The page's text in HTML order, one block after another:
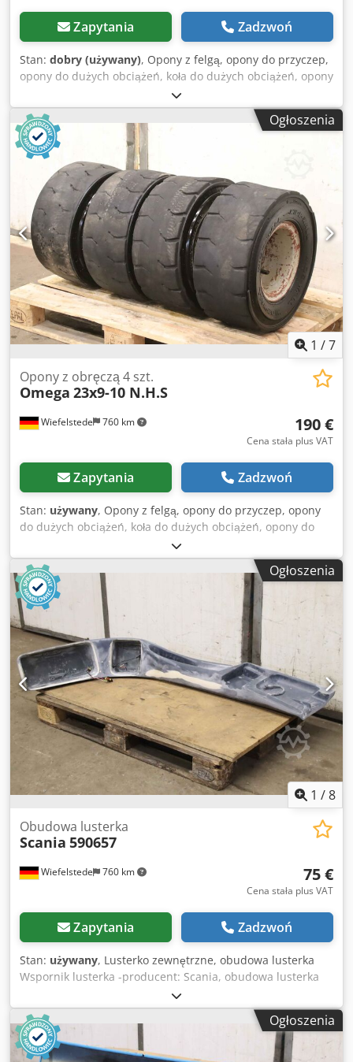
Zapytania Zadzwoń
Stan: dobry (używany), Opony z felgą, opony do przyczep,
opony do dużych obciążeń, koła do dużych obciążeń, opony
do wózków widłowych Dksdpjur Alksfx Ai Ier -Producent:
Solideal, 2 opony z dętką i felgą -Rozmiar opony: 23-
5(150/100-13) -Ciśnienie w oponie: bar -Koło podziałowe: Ø
162 x 18 mm -Obręcz: Ø 110 mm -Cena/dostawa: komplet -
Waga: 27 kg/szt.
Ogłoszenia
1 /7
Wiefelstede 760 km
Opony z obręczą 4 szt.
Omega 23x9-10 N.H.S
190 €
Cena stała plus VAT
Zapytania Zadzwoń
Stan: używany, Opony z felgą, opony do przyczep, opony
do dużych obciążeń, koła do dużych obciążeń, opony do
wózków widłowych -Producent: Omega, 4 sztuki opony typu
WIDE-WALL z dętką i felgą -Rozmiar opony: 23x9-10 N.H.S. -
Koło podziałowe: Ø 162 x 20 mm -Obręcz: Ø 110 mm -
Cena/dostawa: kompletna -Wymiar: Ø 540 x 240 mm -
Waga: 35 kg/szt. Dkedpfxsur Alws Ai Isr
Ogłoszenia
1 /8
Wiefelstede 760 km
Obudowa lusterka
Scania 590657
75 €
Cena stała plus VAT
Zapytania Zadzwoń
Stan: używany, Lusterko zewnętrzne, obudowa lusterka
Wspornik lusterka -producent: Scania, obudowa lusterka
uchwyt naprawiony / gotowy do lakierowania -typ: 590657 -
wymiar: 1640/640/H210 mm -Waga: 8 kg Dksdpfx Aeiyzpdsi
Ijr
Ogłoszenia